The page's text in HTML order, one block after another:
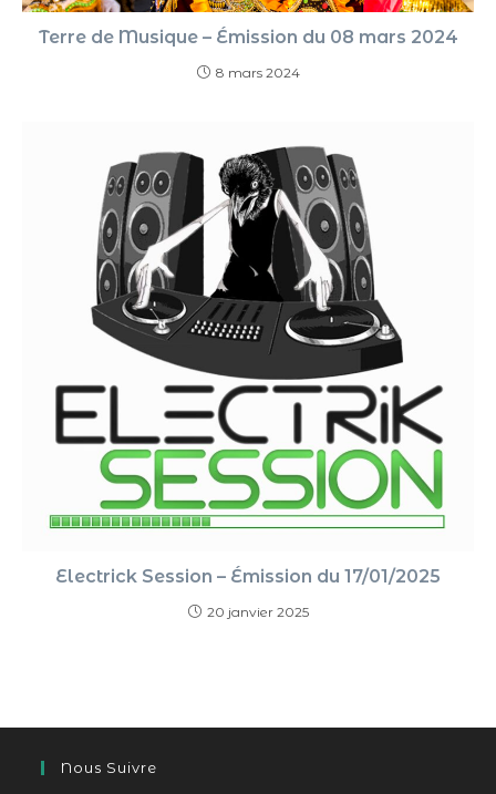
Terre de Musique – Émission du 08 mars 2024
8 mars 2024
Electrick Session – Émission du 17/01/2025
20 janvier 2025
Nous Suivre